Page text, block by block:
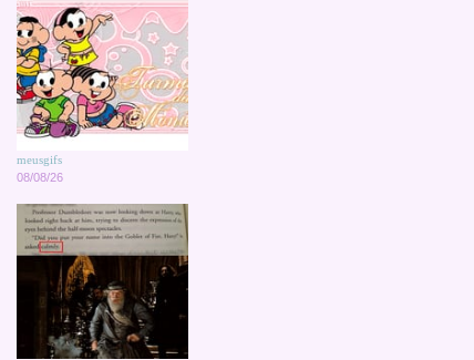
meusgifs
08/08/26